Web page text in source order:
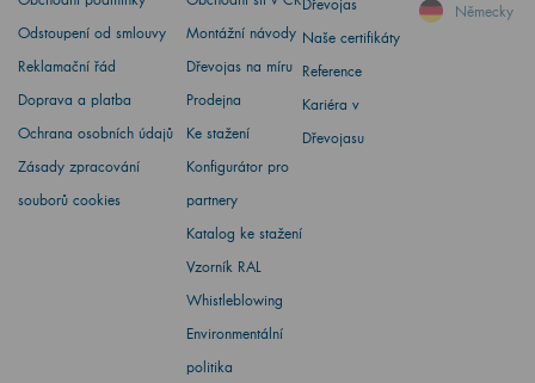
Odstoupení od smlouvy
Reklamační řád
Doprava a platba
Ochrana osobních údajů
Zásady zpracování
souborů cookies
Montážní návody
Dřevojas na míru
Prodejna
Ke stažení
Konfigurátor pro
partnery
Katalog ke stažení
Vzorník RAL
Whistleblowing
Environmentální
politika
Dřevojas
Naše certifikáty
Reference
Kariéra v
Dřevojasu
Německy